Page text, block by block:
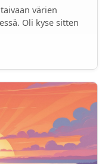
värien
Oli kyse sitten